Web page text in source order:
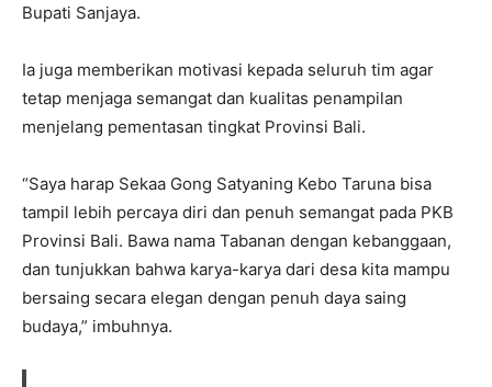
Bupati Sanjaya.
Ia juga memberikan motivasi kepada seluruh tim agar
tetap menjaga semangat dan kualitas penampilan
menjelang pementasan tingkat Provinsi Bali.
“Saya harap Sekaa Gong Satyaning Kebo Taruna bisa
tampil lebih percaya diri dan penuh semangat pada PKB
Provinsi Bali. Bawa nama Tabanan dengan kebanggaan,
dan tunjukkan bahwa karya-karya dari desa kita mampu
bersaing secara elegan dengan penuh daya saing
budaya,” imbuhnya.